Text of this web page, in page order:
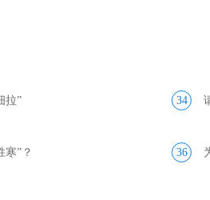
拉” 34
寒”？ 36